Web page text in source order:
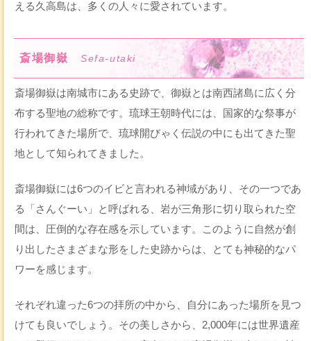
える久高島は、多くの人々に愛されています。
斎場御嶽 Sefa-utaki
斎場御嶽は南城市にある史跡で、御嶽とは南西諸島に広く分
布する聖地の総称です。琉球王朝時代には、国家的な祭事が
行われてきた場所で、琉球開びゃく伝説の中にも出てきた聖
地として知られてきました。
斎場御嶽には6つのイビと言われる神域があり、その一つであ
る「さんぐーい」と呼ばれる、岩が三角形に切り取られた空
間は、圧倒的な存在感を示しています。このように自然が創
り出したさまざまな形をした史跡からは、とても神秘的なパ
ワーを感じます。
それぞれ違った6つの拝所の中から、自分にあった場所を見つ
けても良いでしょう。その美しさから、2,000年には世界遺産